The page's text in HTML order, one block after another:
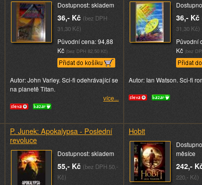
Dostupnost: skladem
36,- Kč (bez DPH
31,30 Kč)
Původní cena: 94,88
Kč (bez DPH 82,50 Kč)
Autor: John Varley. Sci-fi odehrávající se
na planetě Titan.
více...
36,- Kč
31,30 Kč)
Původní
Kč (bez
Autor: Ian Watson. Sci-fi
P. Junek: Apokalypsa - Poslední
revoluce
Dostupnost: skladem
55,- Kč (bez DPH 50,-
Kč)
Hobit
měsíce
242,-
220,- Kč)